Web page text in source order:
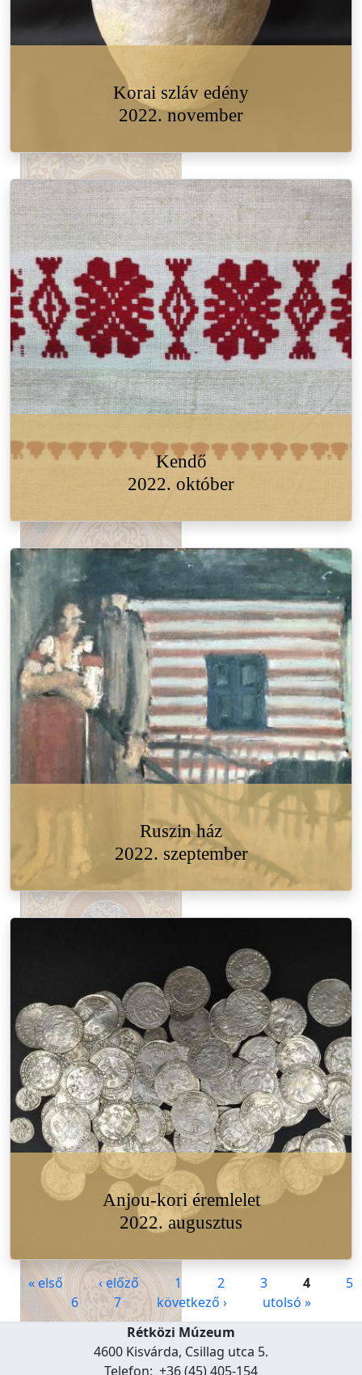
Korai szláv edény
2022. november
Kendő
2022. október
Ruszin ház
2022. szeptember
Anjou-kori éremlelet
2022. augusztus
Oldalak
« első ‹ előző 1 2 3 4
5
6
7 következő ›
utolsó »
Rétközi Múzeum
4600 Kisvárda, Csillag utca 5.
Telefon: +36 (45) 405-154